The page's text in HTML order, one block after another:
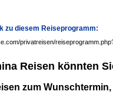
zu diesem Reiseprogramm:
privatreisen/
Reisen könnten
zum